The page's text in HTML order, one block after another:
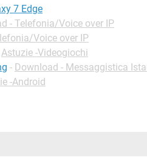
7 Edge
- Telefonia/Voice over IP
Voice over IP
Astuzie -Videogiochi
- Download - Messaggistica
-Android